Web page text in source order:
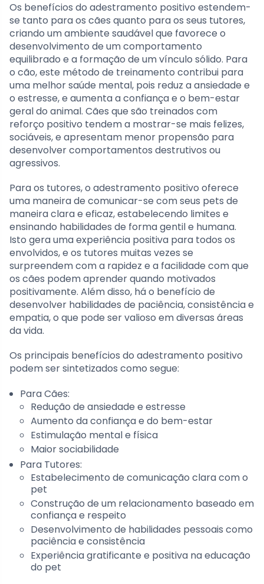
Os benefícios do adestramento positivo estendem-
se tanto para os cães quanto para os seus tutores,
criando um ambiente saudável que favorece o
desenvolvimento de um comportamento
equilibrado e a formação de um vínculo sólido. Para
o cão, este método de treinamento contribui para
uma melhor saúde mental, pois reduz a ansiedade e
o estresse, e aumenta a confiança e o bem-estar
geral do animal. Cães que são treinados com
reforço positivo tendem a mostrar-se mais felizes,
sociáveis, e apresentam menor propensão para
desenvolver comportamentos destrutivos ou
agressivos.
Para os tutores, o adestramento positivo oferece
uma maneira de comunicar-se com seus pets de
maneira clara e eficaz, estabelecendo limites e
ensinando habilidades de forma gentil e humana.
Isto gera uma experiência positiva para todos os
envolvidos, e os tutores muitas vezes se
surpreendem com a rapidez e a facilidade com que
os cães podem aprender quando motivados
positivamente. Além disso, há o benefício de
desenvolver habilidades de paciência, consistência e
empatia, o que pode ser valioso em diversas áreas
da vida.
Os principais benefícios do adestramento positivo
podem ser sintetizados como segue:
Para Cães:
Redução de ansiedade e estresse
Aumento da confiança e do bem-estar
Estimulação mental e física
Maior sociabilidade
Para Tutores:
Estabelecimento de comunicação clara com o
pet
Construção de um relacionamento baseado em
confiança e respeito
Desenvolvimento de habilidades pessoais como
paciência e consistência
Experiência gratificante e positiva na educação
do pet